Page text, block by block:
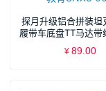
探月升级铝合拼装坦
履带车底盘TT马达
能创客小车STEM教
004
¥ 89.00